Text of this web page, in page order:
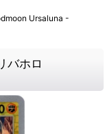
Ursaluna -
バホロ